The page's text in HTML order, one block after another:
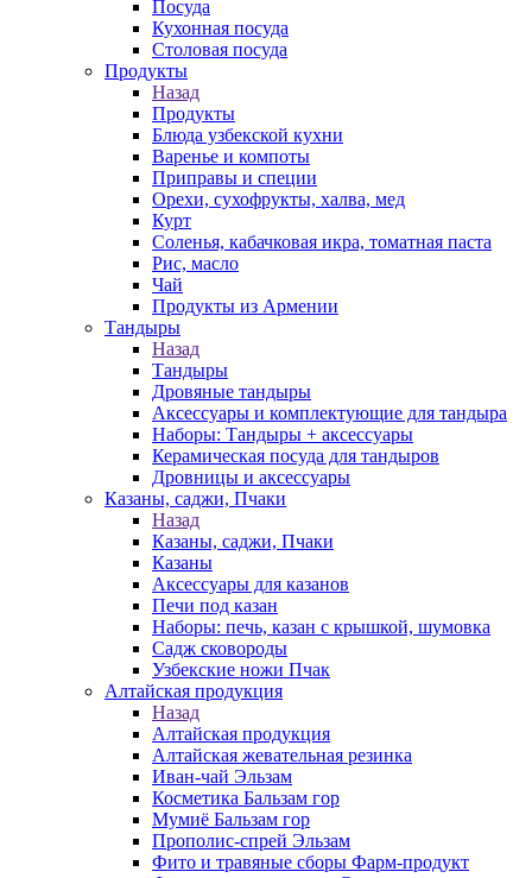
Посуда
Кухонная посуда
Столовая посуда
Продукты
Назад
Продукты
Блюда узбекской кухни
Варенье и компоты
Приправы и специи
Орехи, сухофрукты, халва, мед
Курт
Соленья, кабачковая икра, томатная паста
Рис, масло
Чай
Продукты из Армении
Тандыры
Назад
Тандыры
Дровяные тандыры
Аксессуары и комплектующие для тандыра
Наборы: Тандыры + аксессуары
Керамическая посуда для тандыров
Дровницы и аксессуары
Казаны, саджи, Пчаки
Назад
Казаны, саджи, Пчаки
Казаны
Аксессуары для казанов
Печи под казан
Наборы: печь, казан с крышкой, шумовка
Садж сковороды
Узбекские ножи Пчак
Алтайская продукция
Назад
Алтайская продукция
Алтайская жевательная резинка
Иван-чай Эльзам
Косметика Бальзам гор
Мумиё Бальзам гор
Прополис-спрей Эльзам
Фито и травяные сборы Фарм-продукт